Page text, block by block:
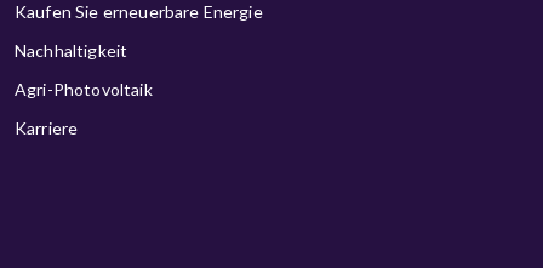
Kaufen Sie erneuerbare Energie
Nachhaltigkeit
Agri-Photovoltaik
Karriere